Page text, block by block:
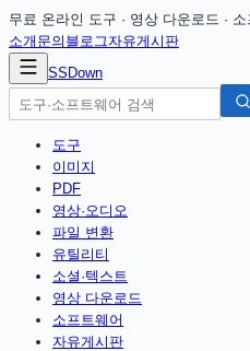
무료 온라인 도구 · 영상 다운로드 ·
소개 문의 블로그자유게시판
SSDown
도구
이미지
PDF
영상·오디오
파일 변환
유틸리티
소셜·텍스트
영상 다운로드
소프트웨어
자유게시판